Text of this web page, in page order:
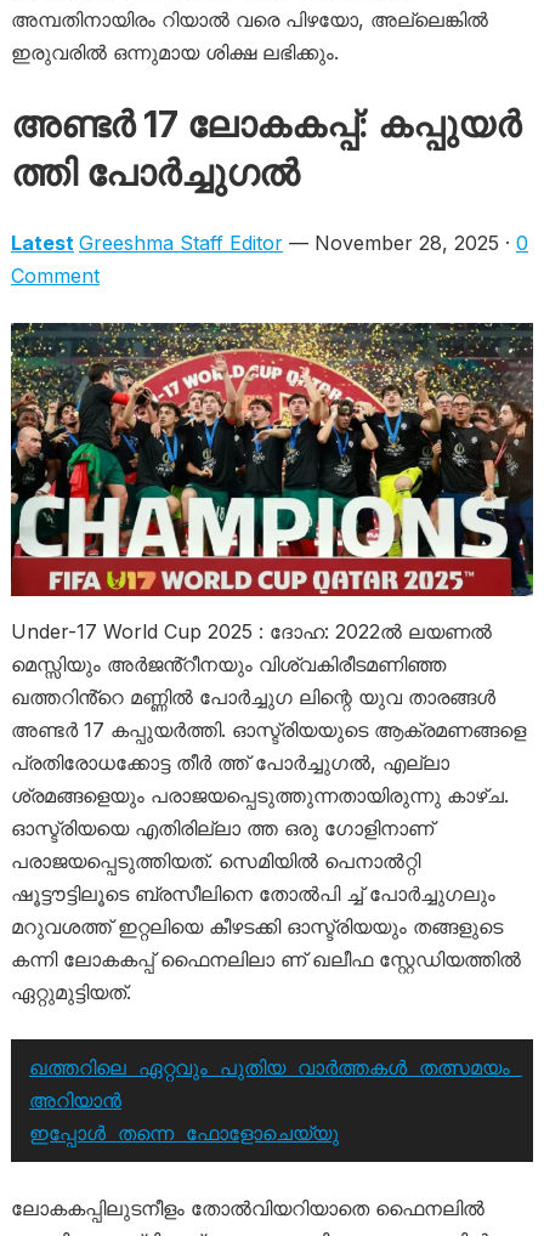
അമ്പതിനായിരം റിയാൽ വരെ പിഴയോ, അല്ലെങ്കിൽ
ഇരുവരിൽ ഒന്നുമായ ശിക്ഷ ലഭിക്കും.
അ​ണ്ട​ർ 17 ലോ​ക​ക​പ്പ്: ക​പ്പു​യ​ർ​
ത്തി പോ​ർ​ച്ചു​ഗ​ൽ
Latest Greeshma Staff Editor— November 28, 2025 · 0
Comment
Under-17 World Cup 2025 : ദോഹ: 2022ൽ ലയണൽ
മെസ്സിയും അർജൻ്റീനയും വിശ്വകിരീടമണിഞ്ഞ
ഖത്തറിൻ്റെ മണ്ണിൽ പോർച്ചുഗ ലിന്റെ യുവ താരങ്ങൾ
അണ്ടർ 17 കപ്പുയർത്തി. ഓസ്ട്രിയയുടെ ആക്രമണങ്ങളെ
പ്രതിരോധക്കോട്ട തീർ ത്ത് പോർച്ചുഗൽ, എല്ലാ
ശ്രമങ്ങളെയും പരാജയപ്പെടുത്തുന്നതായിരുന്നു കാഴ്ച.
ഓസ്ട്രിയയെ എതിരില്ലാ ത്ത ഒരു ഗോളിനാണ്
പരാജയപ്പെടുത്തിയത്. സെമിയിൽ പെനാൽറ്റി
ഷൂട്ടൗട്ടിലൂടെ ബ്രസീലിനെ തോൽപി ച്ച് പോർച്ചുഗലും
മറുവശത്ത് ഇറ്റലിയെ കീഴടക്കി ഓസ്ട്രിയയും തങ്ങളുടെ
കന്നി ലോകകപ്പ് ഫൈനലിലാ ണ് ഖലീഫ സ്റ്റേഡിയത്തിൽ
ഏറ്റുമുട്ടിയത്.
ഖത്തറിലെ ഏറ്റവും പുതിയ വാർത്തകൾ തത്സമയം
അറിയാൻ
ഇപ്പോൾ തന്നെ ഫോളോചെയ്യു
ലോകകപ്പിലുടനീളം തോൽവിയറിയാതെ ഫൈനലിൽ